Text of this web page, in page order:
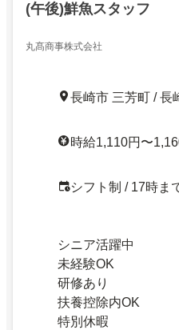
(午後)鮮魚スタッフ
丸髙商事株式会社
長崎市 三芳町 / 長
時給1,110円〜
シフト制 / 17時ま
シニア活躍中
未経験OK
研修あり
扶養控除内OK
特別休暇